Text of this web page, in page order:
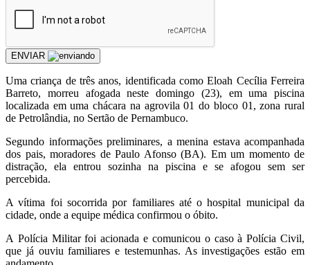
ENVIAR
Uma criança de três anos, identificada como Eloah Cecília Ferreira
Barreto, morreu afogada neste domingo (23), em uma piscina
localizada em uma chácara na agrovila 01 do bloco 01, zona rural
de Petrolândia, no Sertão de Pernambuco.
Segundo informações preliminares, a menina estava acompanhada
dos pais, moradores de Paulo Afonso (BA). Em um momento de
distração, ela entrou sozinha na piscina e se afogou sem ser
percebida.
A vítima foi socorrida por familiares até o hospital municipal da
cidade, onde a equipe médica confirmou o óbito.
A Polícia Militar foi acionada e comunicou o caso à Polícia Civil,
que já ouviu familiares e testemunhas. As investigações estão em